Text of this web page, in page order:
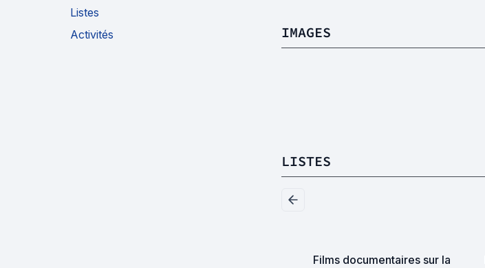
Listes
Activités
IMAGES
LISTES
Films documentaires sur la